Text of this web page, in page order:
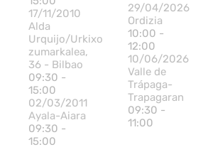
17/11/2010
Alda
Urquijo/Urkixo
zumarkalea,
36 - Bilbao
09:30 -
15:00
02/03/2011
Ayala-Aiara
09:30 -
15:00
29/04/2026
Ordizia
10:00 -
12:00
10/06/2026
Valle de
Trápaga-
Trapagaran
09:30 -
11:00